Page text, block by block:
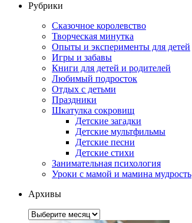
Рубрики
Сказочное королевство
Творческая минутка
Опыты и эксперименты для детей
Игры и забавы
Книги для детей и родителей
Любимый подросток
Отдых с детьми
Праздники
Шкатулка сокровищ
Детские загадки
Детские мультфильмы
Детские песни
Детские стихи
Занимательная психология
Уроки с мамой и мамина мудрость
Архивы
Архивы